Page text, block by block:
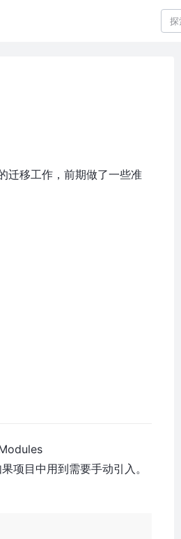
迁移工作，前期做了一些准
项目中用到需要手动引入。